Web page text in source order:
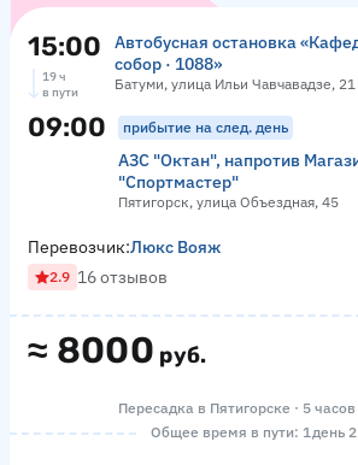
15:00
Автобусная остановка
собор · 1088»
Батуми, улица Ильи Чавчавадзе, 21
19 ч
в пути
09:00 прибытие на след. день
АЗС "Октан", напротив
"Спортмастер"
Пятигорск, улица Объездная, 45
≈ 8000 руб.
Перевозчик:Люкс Вояж
2.9 16 отзывов
Пересадка в Пятигорске · 5
Общее время в пути: 1 день 2